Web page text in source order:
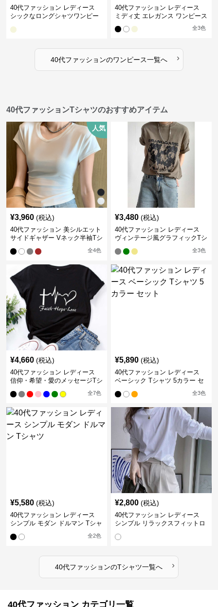
40代ファッション レディース
シックなロングシャツワンピー
40代ファッション レディース
ミディ丈 エレガンス ワンピース
全3色
40代ファッションのワンピース一覧へ ›
40代ファッションTシャツのおすすめアイテム
人気
¥3,960 (税込)
40代ファッション 美シルエット
サイドギャザー Vネック半袖Tシ
全4色
¥3,480 (税込)
40代ファッション レディース
ヴィンテージ風グラフィックTシ
全3色
¥4,660 (税込)
40代ファッション レディース
信仰・希望・愛のメッセージTシ
全7色
¥5,890 (税込)
40代ファッション レディース
ベーシック Tシャツ 5カラー セ
全3色
¥5,580 (税込)
40代ファッション レディース
シンプル モダン ドルマン Tシャ
全2色
¥2,800 (税込)
40代ファッション レディース
シンプル リラックスフィットロ
40代ファッションのTシャツ一覧へ ›
40代ファッション カテゴリ一覧